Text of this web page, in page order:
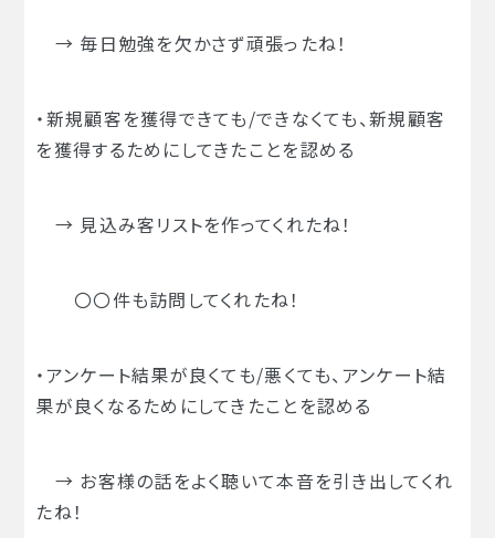
→ 毎日勉強を欠かさず頑張ったね！
・新規顧客を獲得できても/できなくても、新規顧客
を獲得するためにしてきたことを認める
→ 見込み客リストを作ってくれたね！
〇〇件も訪問してくれたね！
・アンケート結果が良くても/悪くても、アンケート結
果が良くなるためにしてきたことを認める
→ お客様の話をよく聴いて本音を引き出してくれ
たね！